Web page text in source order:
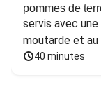
pommes de
servis avec une
moutarde et
40 minutes